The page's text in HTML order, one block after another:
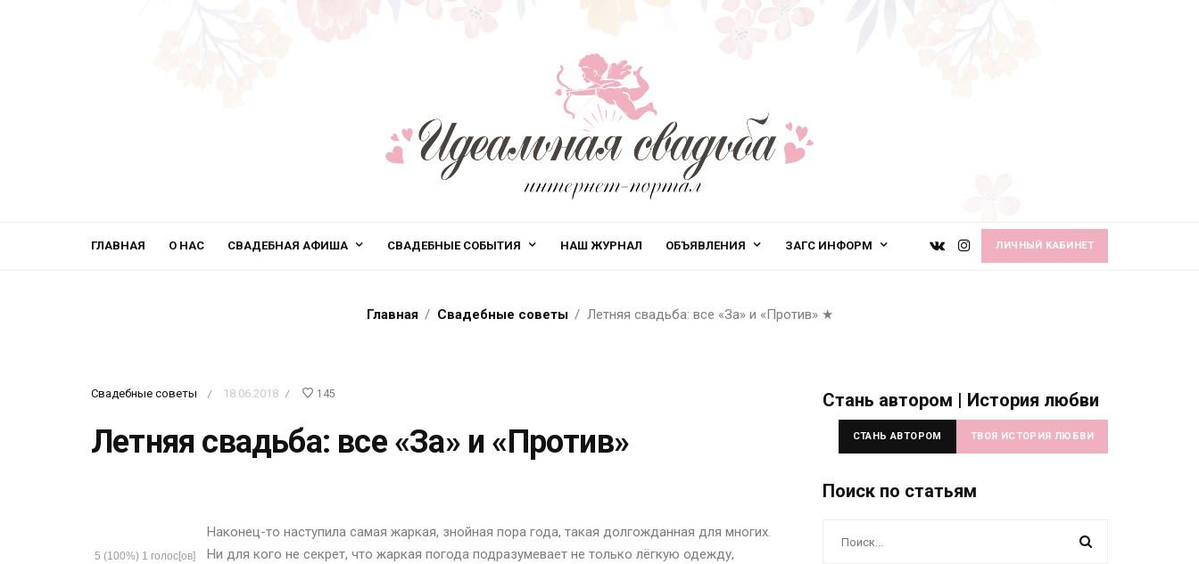
ГЛАВНАЯ О НАС СВАДЕБНАЯ АФИША СВАДЕБНЫЕ СОБЫТИЯ НАШ ЖУРНАЛ ОБЪЯВЛЕНИЯ ЗАГС ИНФОРМ ЛИЧНЫЙ КАБИНЕТ
Главная Свадебные советы Летняя свадьба: все «За» и «Против»★
Свадебные советы / 18.06.2018 / 145
Летняя свадьба: все «За» и «Против»
5 (100%) 1 голос[ов]
Наконец-то наступила самая жаркая, знойная пора года, такая долгожданная для многих.
Ни для кого не секрет, что жаркая погода подразумевает не только лёгкую одежду,
Стань автором | История любви
ТВОЯ ИСТОРИЯ ЛЮБВИ
СТАНЬ АВТОРОМ
Поиск по статьям